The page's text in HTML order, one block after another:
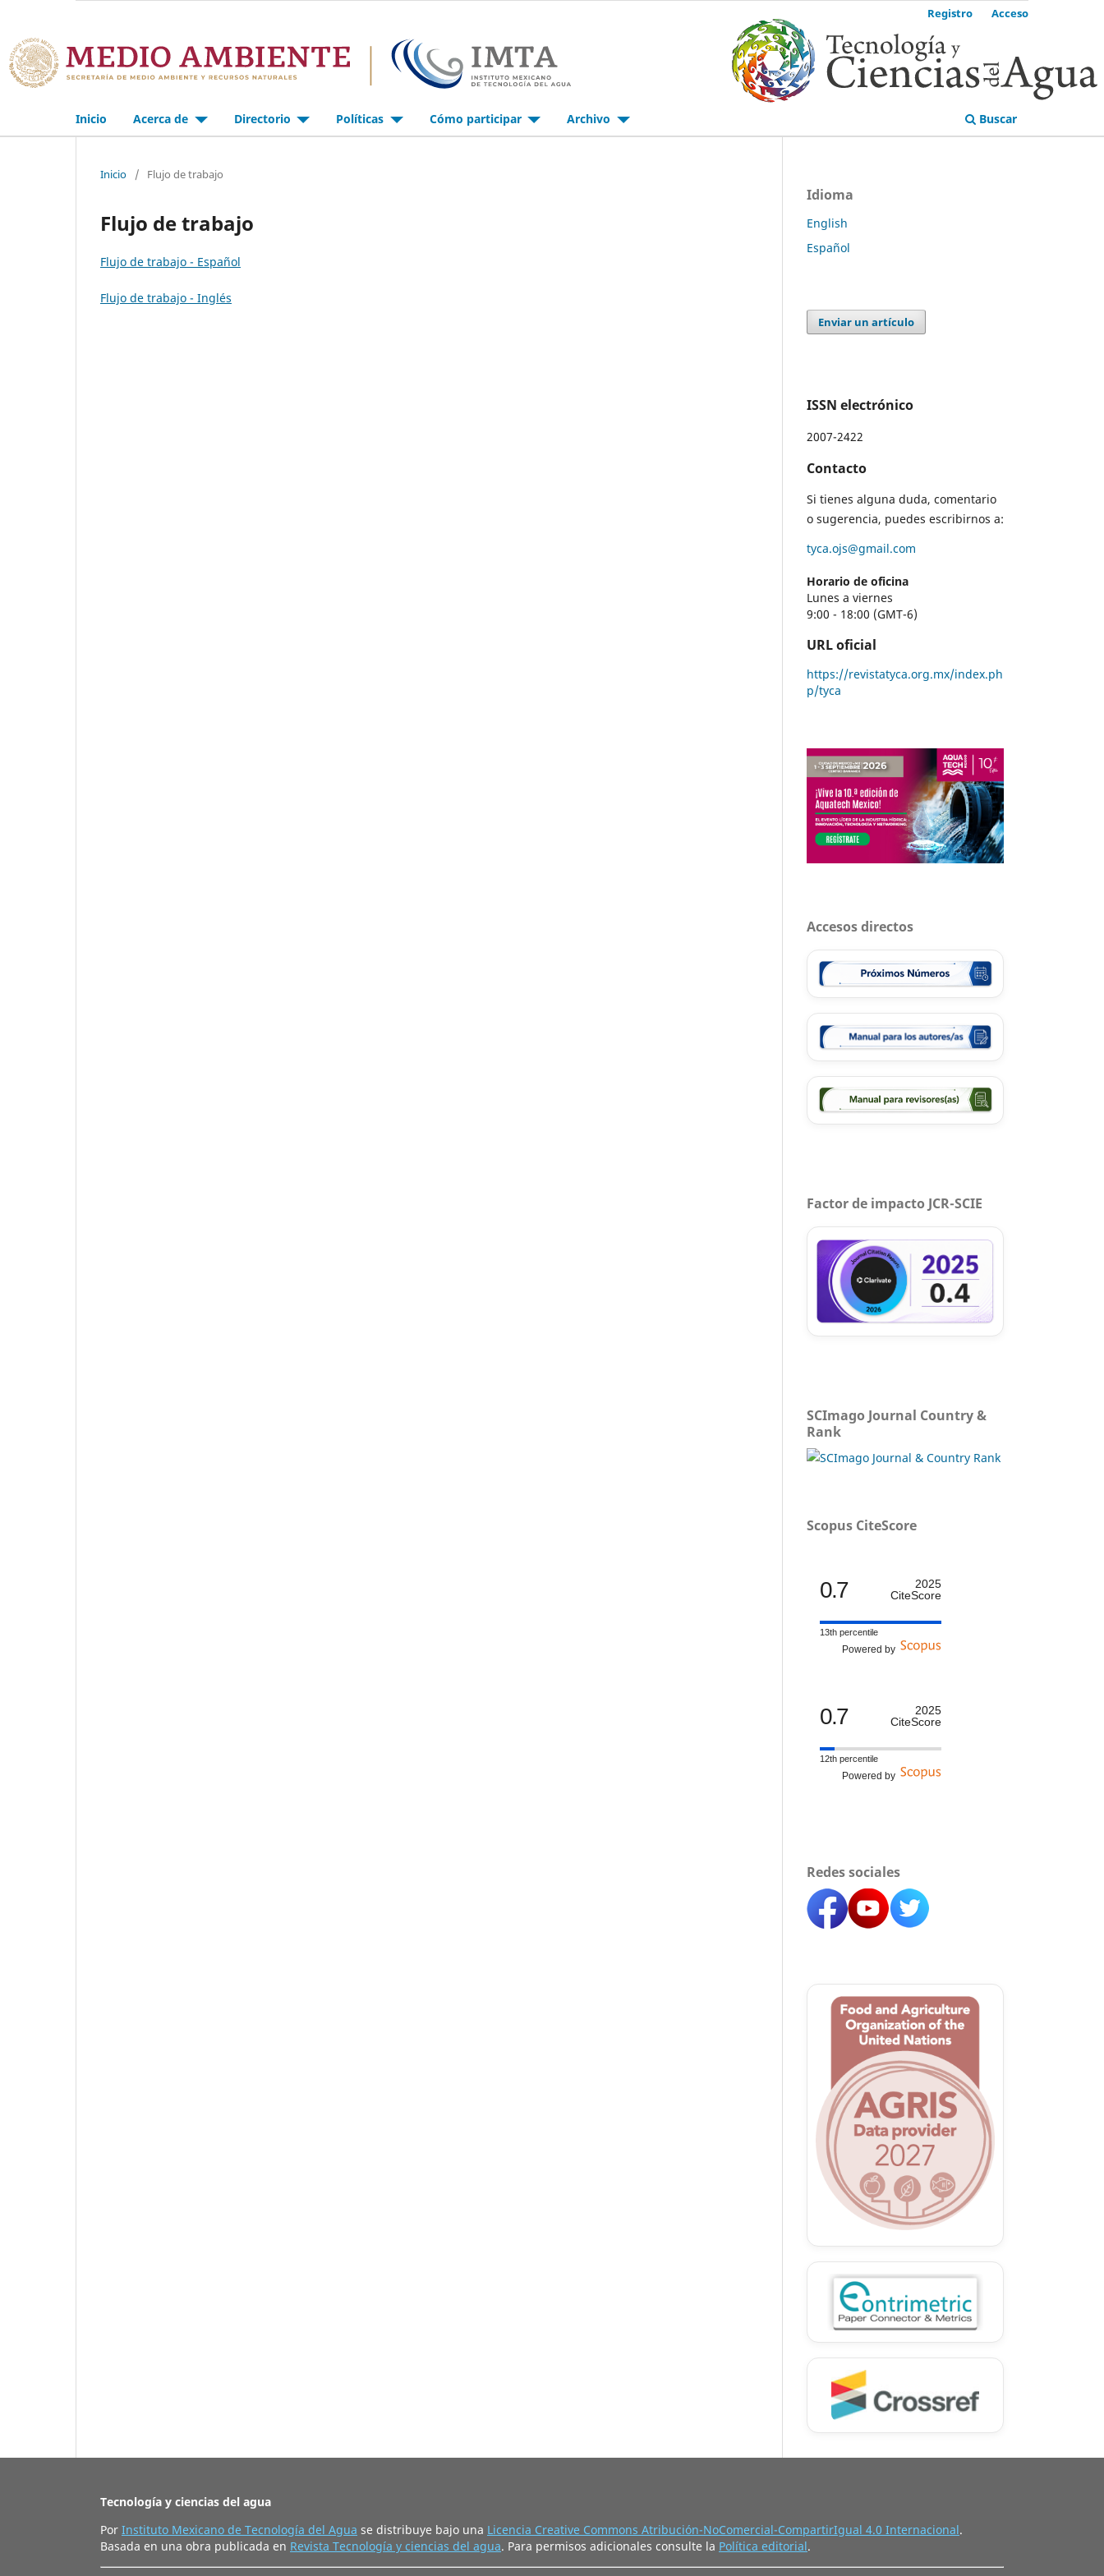
Inicio Acerca de Directorio Políticas Cómo participar Archivo Buscar
Registro Acceso
Inicio / Flujo de trabajo
Flujo de trabajo
Flujo de trabajo - Español
Flujo de trabajo - Inglés
Idioma
English
Español
Enviar un artículo
ISSN electrónico
2007-2422
Contacto
Si tienes alguna duda, comentario
o sugerencia, puedes escribirnos a:
tyca.ojs@gmail.com
Horario de oficina
Lunes a viernes
9:00 - 18:00 (GMT-6)
URL oficial
https://revistatyca.org.mx/index.ph
p/tyca
Accesos directos
Factor de impacto JCR-SCIE
SCImago Journal Country &
Rank
Scopus CiteScore
0.7
2025
CiteScore
13th percentile
Powered by
0.7
2025
CiteScore
12th percentile
Powered by
Redes sociales
Tecnología y ciencias del agua
Por Instituto Mexicano de Tecnología del Agua se distribuye bajo una Licencia Creative Commons Atribución-NoComercial-CompartirIgual 4.0 Internacional.
Basada en una obra publicada en Revista Tecnología y ciencias del agua. Para permisos adicionales consulte la Política editorial.